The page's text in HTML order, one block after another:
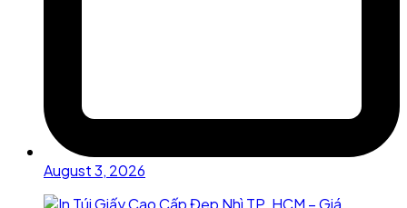
August 3, 2026